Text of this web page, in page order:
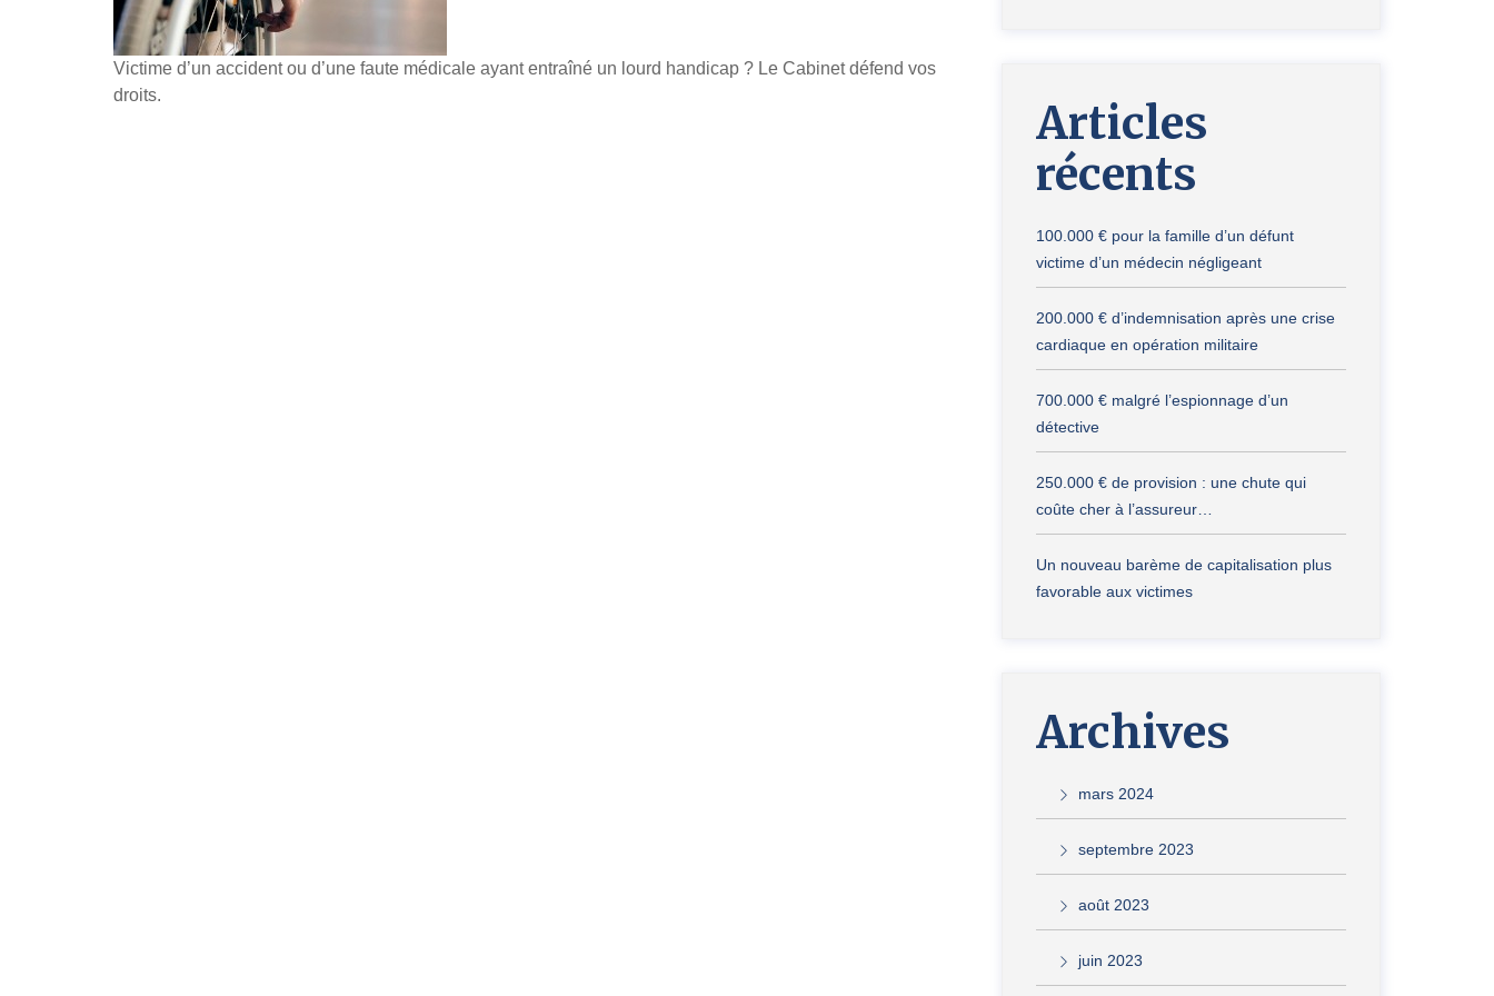
Victime d’un accident ou d’une faute médicale ayant entraîné un lourd handicap ? Le Cabinet défend vos
droits.
Articles
récents
100.000 € pour la famille d’un défunt
victime d’un médecin négligeant
200.000 € d’indemnisation après une crise
cardiaque en opération militaire
700.000 € malgré l’espionnage d’un
détective
250.000 € de provision : une chute qui
coûte cher à l’assureur…
Un nouveau barème de capitalisation plus
favorable aux victimes
Archives
mars 2024
septembre 2023
août 2023
juin 2023